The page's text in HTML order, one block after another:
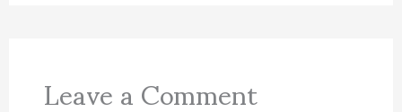
Leave a Comment